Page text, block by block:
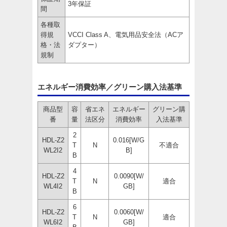
間
3年保証
各種取
得規
格・法
規制
VCCI Class A、電気用品安全法（ACア
ダプター）
エネルギー消費効率／グリーン購入法基準
商品型
番
容
量
省エネ
法区分
エネルギー
消費効率
グリーン購
入法基準
HDL-Z2
WL2I2
2
T
B
N
0.016[W/G
B]
不適合
HDL-Z2
WL4I2
4
T
B
N
0.0090[W/
GB]
適合
HDL-Z2
WL6I2
6
T
N
0.0060[W/
GB]
適合